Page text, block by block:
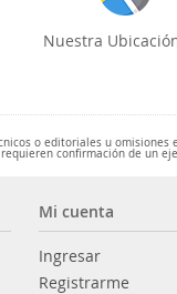
Nuestra
o editoriales u
confirmación de un
Mi cuenta
Ingresar
Registrarme